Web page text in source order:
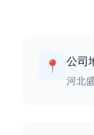
📍 公司
河北